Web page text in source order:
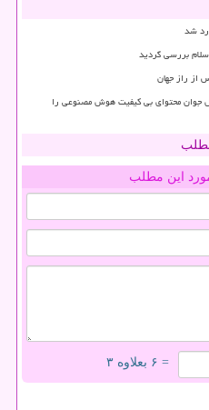
بررسی گردید
از راز جهان
جوان محتوای بی کیفیت هوش مصنوعی را
این مطلب
= ۶ بعلاوه ۳